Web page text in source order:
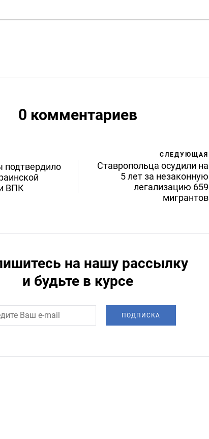
0 комментариев
ВПК
СЛЕДУЮЩАЯ
Ставропольца осудили на
5 лет за незаконную
легализацию 659
мигрантов
на нашу рассылку
и будьте в курсе
ПОДПИСКА